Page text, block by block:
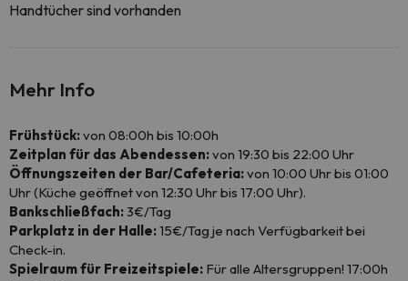
Handtücher sind vorhanden
Mehr Info
Frühstück:von 08:00h bis 10:00h
Zeitplan für das Abendessen:von 19:30 bis 22:00 Uhr
Öffnungszeiten der Bar/Cafeteria:von 10:00 Uhr bis 01:00
Uhr (Küche geöffnet von 12:30 Uhr bis 17:00 Uhr).
Bankschließfach:3€/Tag
Parkplatz in der Halle:15€/Tag je nach Verfügbarkeit bei
Check-in.
Spielraum für Freizeitspiele: Für alle Altersgruppen! 17:00h